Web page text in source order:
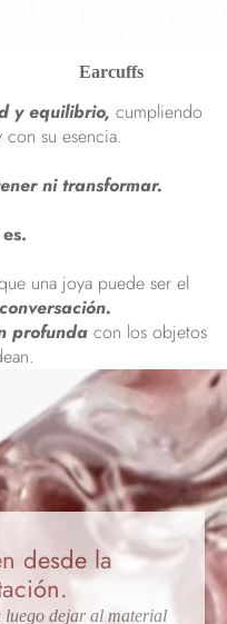
Earcuffs
y equilibrio, cumpliendo
su esencia.
ni transformar.
una joya puede ser el
profunda con los objetos
desde la
dejar al material